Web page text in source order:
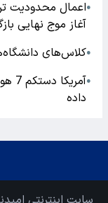
●
آغاز موج نهایی
●کلاس‌های
●
داده